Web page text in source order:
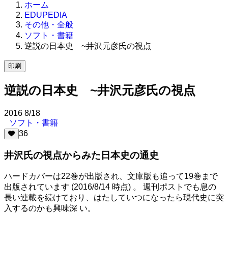
ホーム
EDUPEDIA
その他・全般
ソフト・書籍
逆説の日本史 ~井沢元彦氏の視点
印刷
逆説の日本史 ~井沢元彦氏の視点
2016 8/18
ソフト・書籍
36
井沢氏の視点からみた日本史の通史
ハードカバーは22巻が出版され、文庫版も追って19巻まで
出版されています (2016/8/14 時点) 。 週刊ポストでも息の
長い連載を続けており、はたしていつになったら現代史に突
入するのかも興味深 い。